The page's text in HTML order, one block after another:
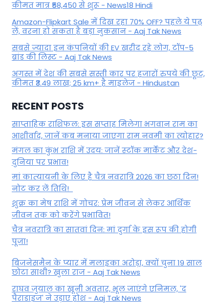
कीमत मात्र ₹58,450 से शुरू - News18 Hindi
Amazon-Flipkart Sale में दिख रहा 70% OFF? पहले ये पढ़
लें, वरना हो सकता है बड़ा नुकसान - Aaj Tak News
सबसे ज्यादा इन कंपनियों की EV खरीद रहे लोग, टॉप-5
ब्रांड की लिस्ट - Aaj Tak News
अगस्त में देश की सबसे सस्ती कार पर हजारों रुपये की छूट,
कीमत ₹3.49 लाख; 25 km+ है माइलेज - Hindustan
RECENT POSTS
साप्ताहिक राशिफल: इस सप्ताह मिलेगा भगवान राम का
आशीर्वाद, जानें कब मनाया जाएगा राम नवमी का त्योहार?
मंगल का कुंभ राशि में उदय: जानें स्‍टॉक मार्केट और देश-
दुनिया पर प्रभाव!
मां कात्‍यायनी के लिए है चैत्र नवरात्रि 2026 का छठा दिन!
नोट कर लें तिथि!
शुक्र का मेष राशि में गोचर: प्रेम जीवन से लेकर आर्थिक
जीवन तक को करेंगे प्रभावित!
चैत्र नवरात्रि का सातवां दिन: मां दुर्गा के इस रूप की होगी
पूजा!
बिजनेसमैन के प्यार में मलाइका अरोड़ा, क्यों चुना 19 साल
छोटा साथी? खुला राज - Aaj Tak News
राघव जुयाल का खूनी अवतार, भूल जाएंगे एनिमल, 'द
पैराडाइज' ने उड़ाए होश - Aaj Tak News